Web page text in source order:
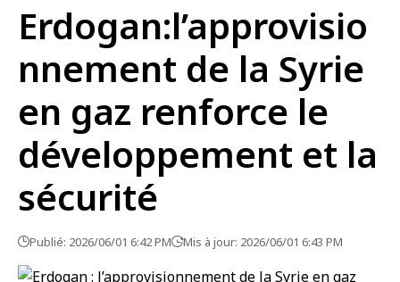
Erdogan:l’approvisio
nnement de la Syrie
en gaz renforce le
développement et la
sécurité
Publié: 2026/06/01 6:42 PM Mis à jour: 2026/06/01 6:43 PM